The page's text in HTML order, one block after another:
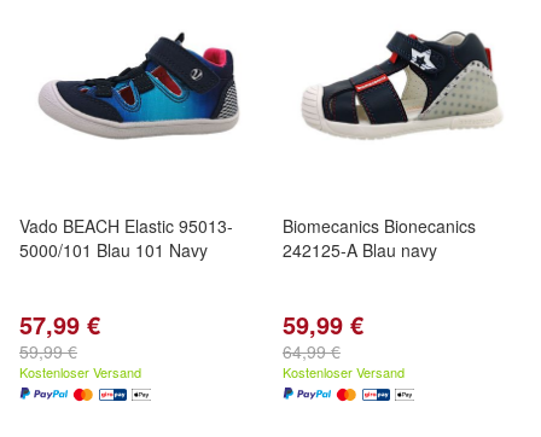
Vado BEACH Elastic 95013-
5000/101 Blau 101 Navy
57,99 €
59,99 €
Kostenloser Versand
Biomecanics Bionecanics
242125-A Blau navy
59,99 €
64,99 €
Kostenloser Versand